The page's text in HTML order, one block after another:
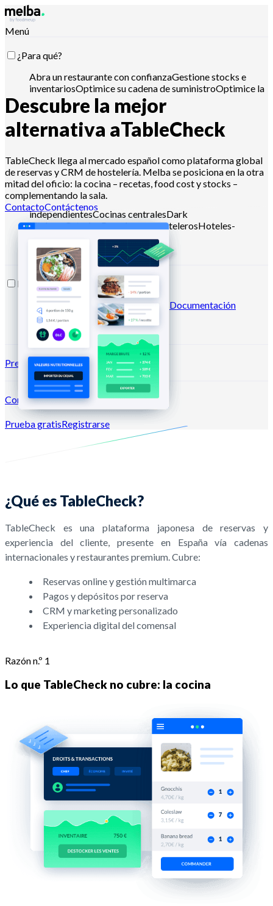
Menú
¿Para qué?
Abra un restaurante con confianzaGestione stocks e
inventariosOptimice su cadena de suministroOptimice la
ingeniería de menús
Reduzca el coste
alimentario Planifique la producción alimentaria
con los requisitos APPCC
Gestione presupuestos y
analice ventasControla con Claude, ChatGPT o API
¿Para quién?
Cadenas y grandes grupos
independientesCocinas centralesDark
kitchensCateringPanaderos y pastelerosHoteles-
Recursos
BlogCentro de ayudaNewsletters Documentación
API Documentación MCP
Precios
Conexión →
Prueba gratisRegistrarse
Descubre la mejor
alternativa aTableCheck
TableCheck llega al mercado español como plataforma global
de reservas y CRM de hostelería. Melba se posiciona en la otra
mitad del oficio: la cocina – recetas, food cost y stocks –
complementando la sala.
ContactoContáctenos
¿Qué es TableCheck?
TableCheck es una plataforma japonesa de reservas y
experiencia del cliente, presente en España vía cadenas
internacionales y restaurantes premium. Cubre:
Reservas online y gestión multimarca
Pagos y depósitos por reserva
CRM y marketing personalizado
Experiencia digital del comensal
Razón n.º 1
Lo que TableCheck no cubre: la cocina